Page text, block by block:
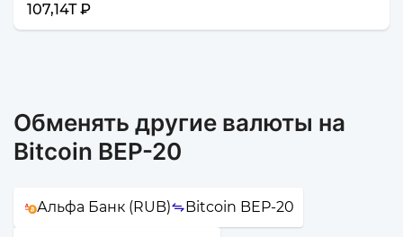
107,14T ₽
Обменять другие валюты на
Bitcoin BEP-20
Альфа Банк (RUB) Bitcoin BEP-20